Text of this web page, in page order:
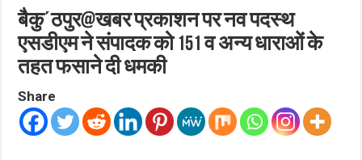
बैकु΄ठपुर@खबर प्रकाशन पर नव पदस्थ
एसडीएम ने संपादक को 151 व अन्य धाराओं के
तहत फसाने दी धमकी
Share